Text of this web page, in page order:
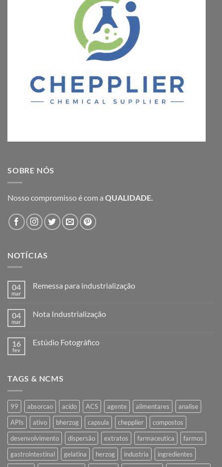
SOBRE NÓS
Nosso compromisso é com a QUALIDADE.
NOTÍCIAS
04
mar
Remessa para industrialização
Remessa
04
mar
Nota Industrialização
Nota
16
fev
Estúdio Fotográfico
Fotográfico
TAGS & NCMS
99 absorcao acido ACS agente alimentares
analise
APIs
ativo bherzog capsula chepplier
compostos
desenvolvimento
dispersão extratos farmaceutica
farmos
gastrointestinal
gelatina herzog industria
ingredientes